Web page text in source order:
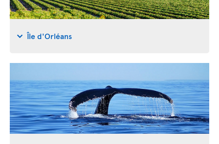
Île d'Orléans